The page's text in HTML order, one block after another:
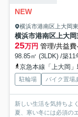
NEW
横浜市港南区上大岡東
横浜市港南区上大
25万円 管理/共益費-
98.85㎡ (3LDK) /築11
京急本線「上大岡
駐輪場 バイク置場
新しい生活を気持ちよ
夏、寒い冬には必須の